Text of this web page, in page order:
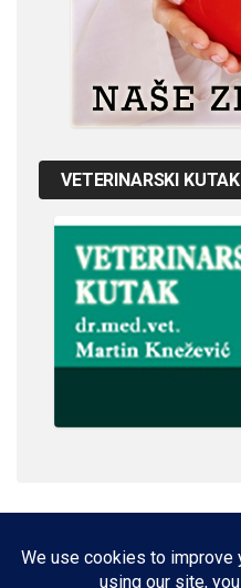
VETERINARSKI KUTAK